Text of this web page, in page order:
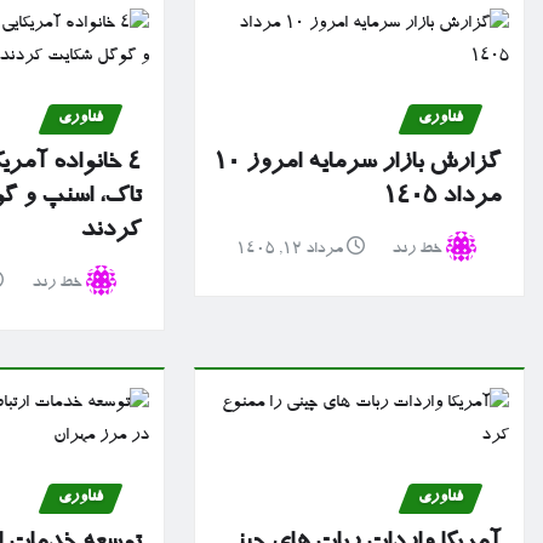
فناوری
گزارش بازار سرمایه امروز ۱۰
مرداد ۱۴۰۵
خط رند مرداد ۱۲, ۱۴۰۵
فناوری
۴ خانواده
تاک، اسنپ و
کردند
خط رند
فناوری فناوری